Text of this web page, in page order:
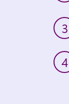
3
4